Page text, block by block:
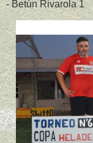
- Betún Rivarola 1